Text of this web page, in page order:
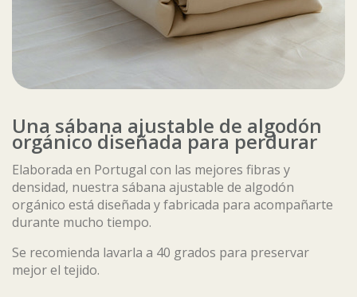
Una sábana ajustable de algodón
orgánico diseñada para perdurar
Elaborada en Portugal con las mejores fibras y
densidad, nuestra sábana ajustable de algodón
orgánico está diseñada y fabricada para acompañarte
durante mucho tiempo.
Se recomienda lavarla a 40 grados para preservar
mejor el tejido.